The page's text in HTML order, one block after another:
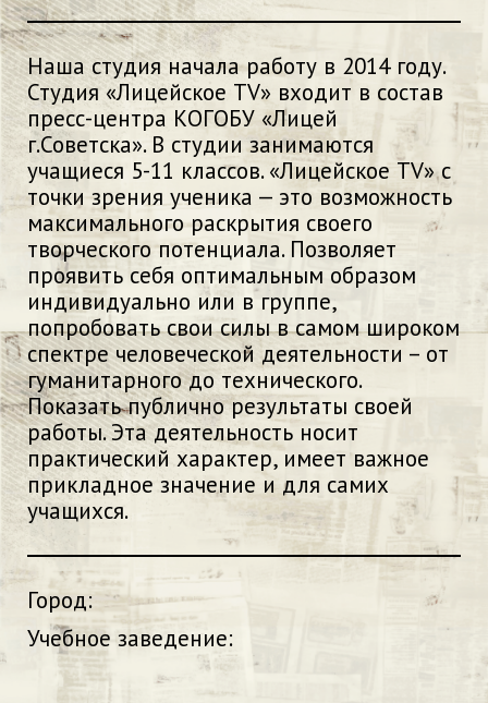
Наша студия начала работу в 2014 году.
Студия «Лицейское ТV» входит в состав
пресс-центра КОГОБУ «Лицей
г.Советска». В студии занимаются
учащиеся 5-11 классов. «Лицейское TV» с
точки зрения ученика — это возможность
максимального раскрытия своего
творческого потенциала. Позволяет
проявить себя оптимальным образом
индивидуально или в группе,
попробовать свои силы в самом широком
спектре человеческой деятельности – от
гуманитарного до технического.
Показать публично результаты своей
работы. Эта деятельность носит
практический характер, имеет важное
прикладное значение и для самих
учащихся.
Город:
Учебное заведение: